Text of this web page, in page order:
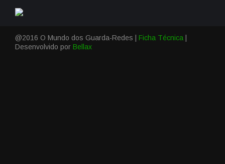
@2016 O Mundo dos Guarda-Redes | Ficha Técnica
Desenvolvido por Bellax